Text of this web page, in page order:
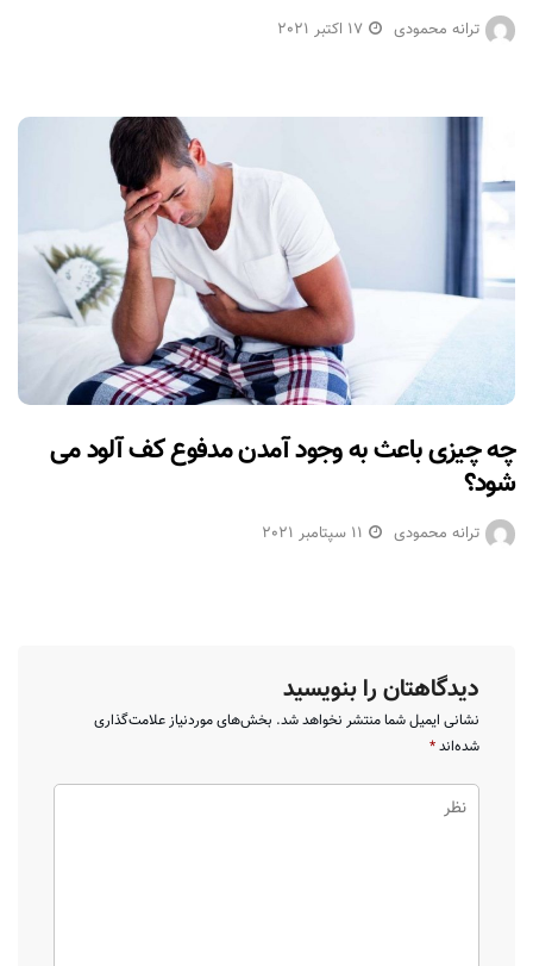
ترانه محمودی 17 اکتبر 2021
چه چیزی باعث به وجود آمدن مدفوع کف آلود می
شود؟
ترانه محمودی 11 سپتامبر 2021
دیدگاهتان را بنویسید
نشانی ایمیل شما منتشر نخواهد شد. بخش‌های موردنیاز علامت‌گذاری
شده‌اند*